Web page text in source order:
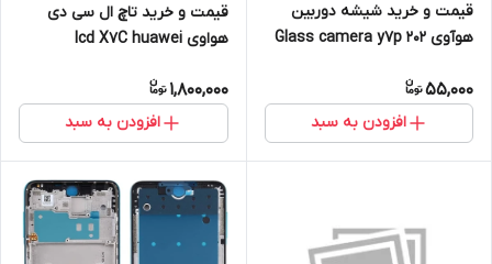
قیمت و خرید شیشه دوربین
هوآوی Glass camera y7p 202
55,000
افزودن به سبد
قیمت و خرید تاچ ال سی دی
هواوی lcd X7C huawei
1,800,000
افزودن به سبد